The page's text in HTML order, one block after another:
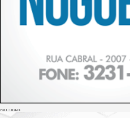
PUBLICIDADE